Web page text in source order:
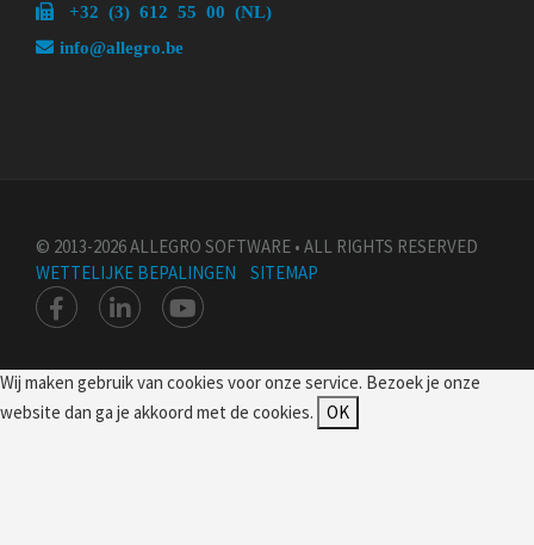
+32 (3) 612 55 00 (NL)
info@allegro.be
© 2013-2026 ALLEGRO SOFTWARE • ALL RIGHTS RESERVED
WETTELIJKE BEPALINGEN
SITEMAP
Wij maken gebruik van cookies voor onze service. Bezoek je onze
website dan ga je akkoord met de cookies.
OK